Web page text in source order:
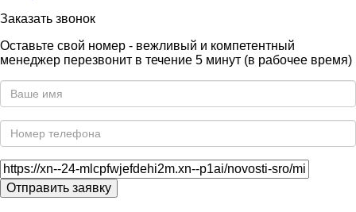
Заказать звонок
Оставьте свой номер - вежливый и компетентный
менеджер перезвонит в течение 5 минут (в рабочее время)